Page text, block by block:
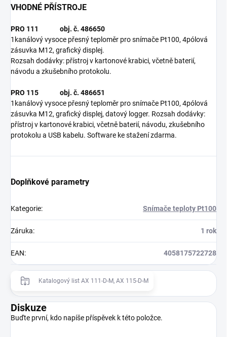
VHODNÉ PŘÍSTROJE
PRO 111 obj. č. 486650
1kanálový vysoce přesný teploměr pro snímače Pt100, 4pólová
zásuvka M12, grafický displej.
Rozsah dodávky: přístroj v kartonové krabici, včetně baterií,
návodu a zkušebního protokolu.
PRO 115 obj. č. 486651
1kanálový vysoce přesný teploměr pro snímače Pt100, 4pólová
zásuvka M12, grafický displej, datový logger. Rozsah dodávky:
přístroj v kartonové krabici, včetně baterií, návodu, zkušebního
protokolu a USB kabelu. Software ke stažení zdarma.
Doplňkové parametry
Kategorie: Snímače teploty Pt100
Záruka: 1 rok
EAN: 4058175722728
Katalogový list AX 111-D-M, AX 115-D-M
Diskuze
Buďte první, kdo napíše příspěvek k této položce.